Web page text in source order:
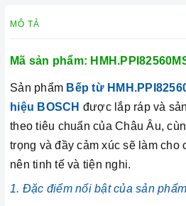
MÔ TẢ
Mã sản phẩm:
Sản phẩm Bếp từ
hiệu BOSCH được lắp ráp và
theo tiêu chuẩn của Châu Âu,
trọng và đầy cảm xúc sẽ làm cho
nên tinh tế và tiện nghi.
1. Đặc điểm nổi bật của sản phẩm